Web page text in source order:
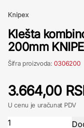
Knipex
Klešta
200mm
Šifra proizvoda:0306200
3.664,00
U cenu je uračunat PDV